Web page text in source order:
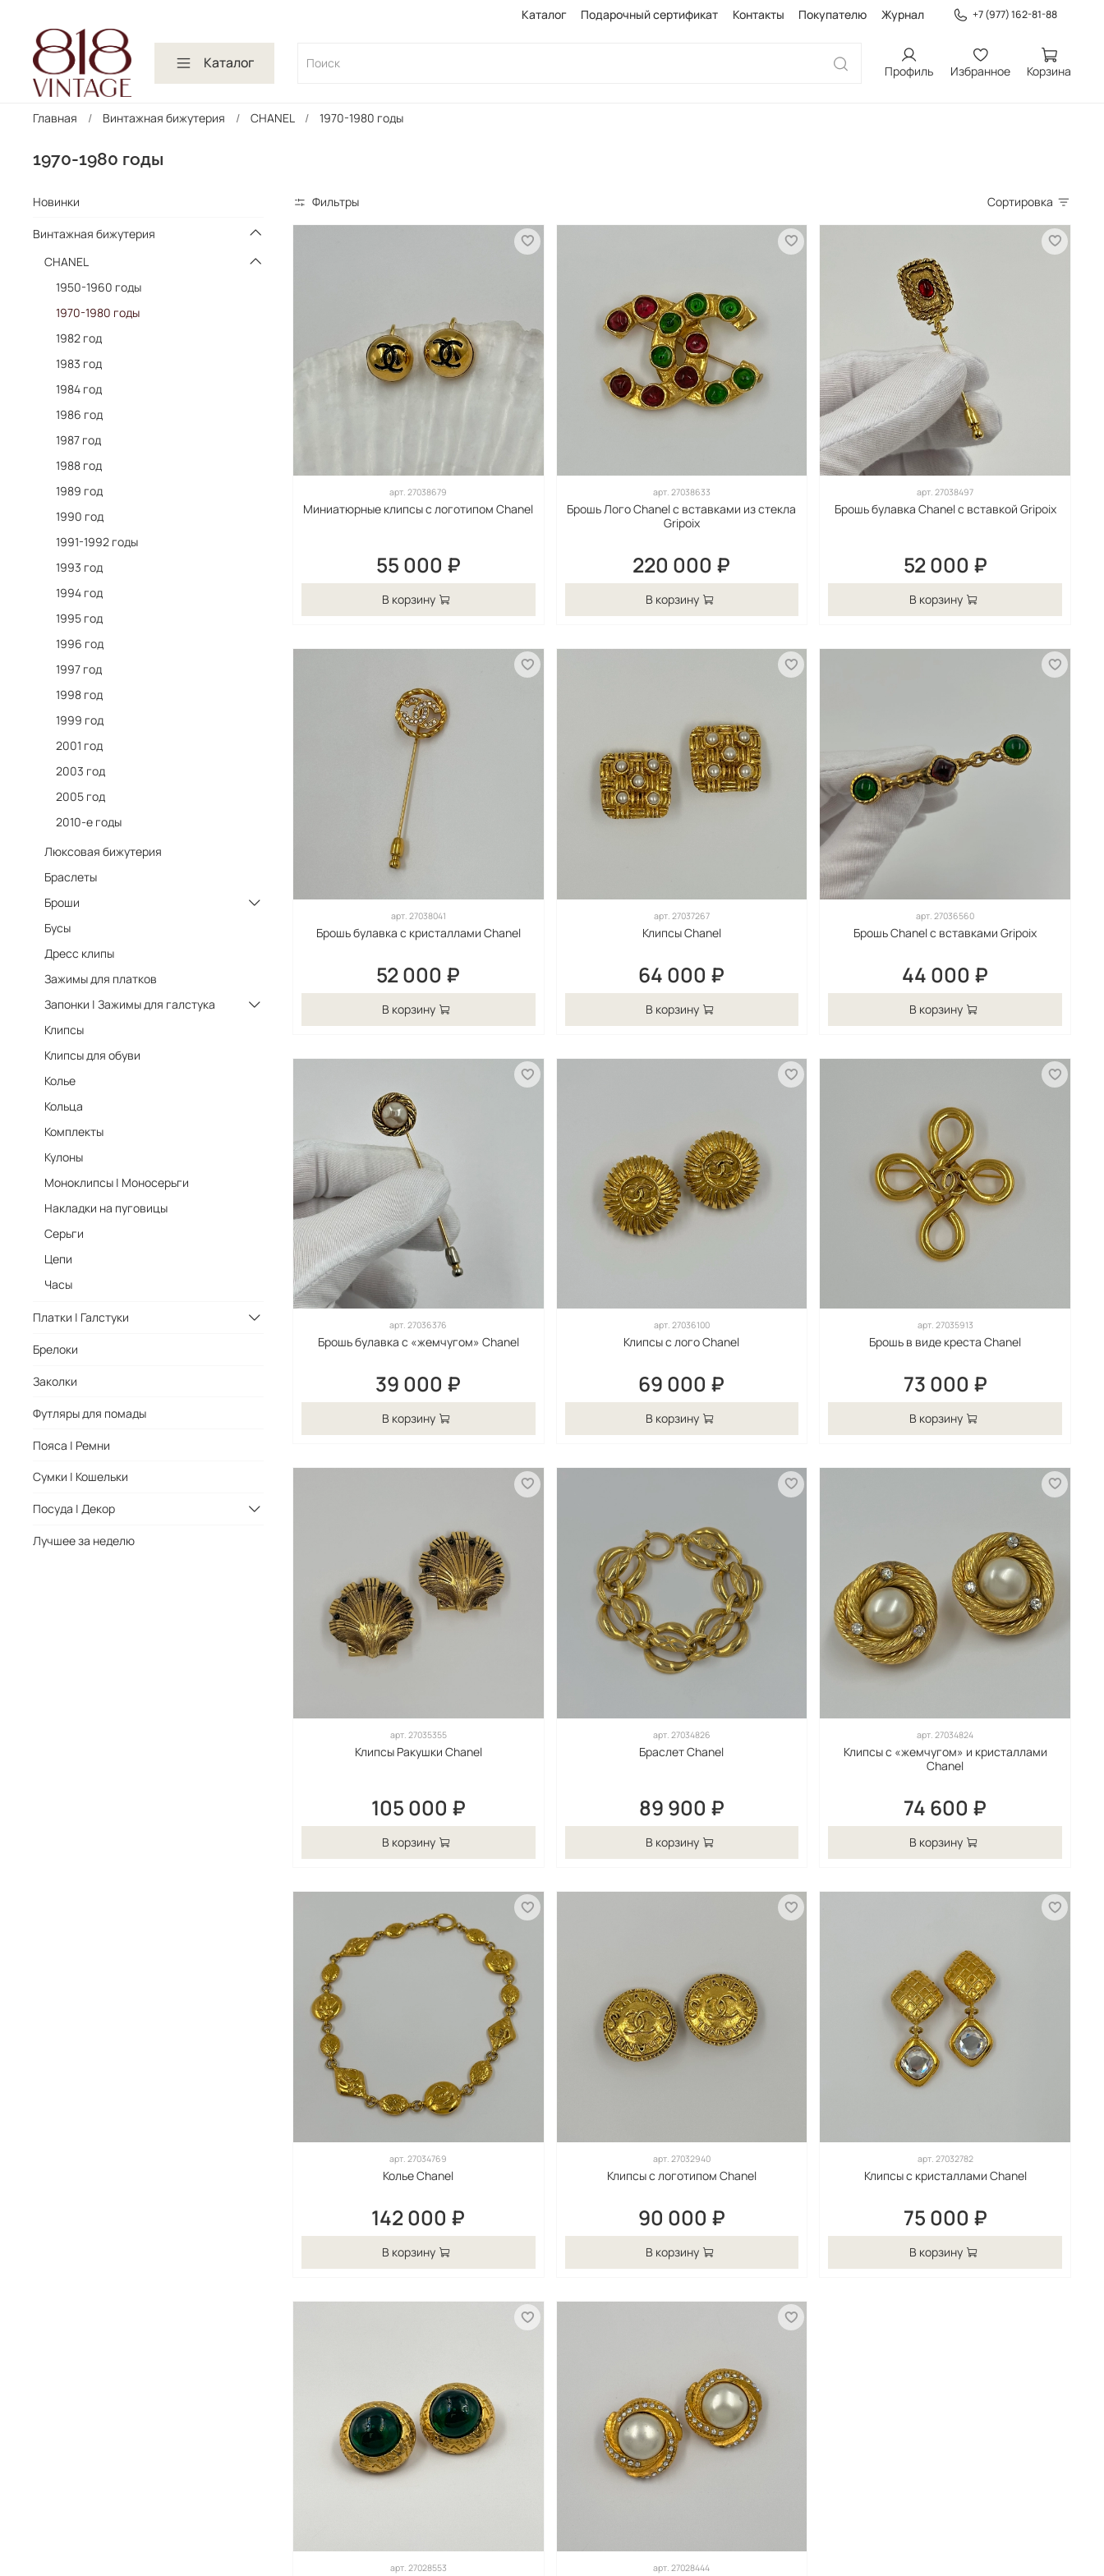
Каталог Подарочный сертификат Контакты Покупателю Журнал +7 (977) 162-81-88
Каталог Профиль Избранное Корзина
Главная Винтажная бижутерия CHANEL 1970-1980 годы
1970-1980 годы
Фильтры Сортировка
арт.27038679
Миниатюрные клипсы с логотипом Chanel
55 000 ₽
В корзину
арт. 27038633
Брошь Лого Chanel с вставками из стекла
Gripoix
220 000 ₽
В корзину
арт.27038497
Брошь булавка Chanel с вставкой Gripoix
52 000 ₽
В корзину
арт. 27038041
Брошь булавка с кристаллами Chanel
52 000 ₽
В корзину
арт. 27037267
Клипсы Chanel
64 000 ₽
В корзину
арт.27036560
Брошь Chanel с вставками Gripoix
44 000 ₽
В корзину
арт.27036376
Брошь булавка с «жемчугом» Chanel
39 000 ₽
В корзину
арт. 27036100
Клипсы с лого Chanel
69 000 ₽
В корзину
арт. 27035913
Брошь в виде креста Chanel
73 000 ₽
В корзину
арт. 27035355
Клипсы Ракушки Chanel
105 000 ₽
В корзину
арт. 27034826
Браслет Chanel
89 900 ₽
В корзину
арт.27034824
Клипсы с «жемчугом» и кристаллами
Chanel
74 600 ₽
В корзину
арт.27034769
Колье Chanel
142 000 ₽
В корзину
арт. 27032940
Клипсы с логотипом Chanel
90 000 ₽
В корзину
арт. 27032782
Клипсы с кристаллами Chanel
75 000 ₽
В корзину
арт. 27028553 арт.27028444
Новинки
Винтажная бижутерия
CHANEL
1950-1960 годы
1970-1980 годы
1982 год
1983 год
1984 год
1986 год
1987 год
1988 год
1989 год
1990 год
1991-1992 годы
1993 год
1994 год
1995 год
1996 год
1997 год
1998 год
1999 год
2001 год
2003 год
2005 год
2010-е годы
Люксовая бижутерия
Браслеты
Броши
Бусы
Дресс клипы
Зажимы для платков
Запонки | Зажимы для галстука
Клипсы
Клипсы для обуви
Колье
Кольца
Комплекты
Кулоны
Моноклипсы | Моносерьги
Накладки на пуговицы
Серьги
Цепи
Часы
Платки | Галстуки
Брелоки
Заколки
Футляры для помады
Пояса | Ремни
Сумки | Кошельки
Посуда | Декор
Лучшее за неделю